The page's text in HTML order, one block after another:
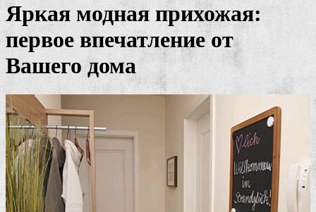
Яркая модная прихожая:
первое впечатление от
Вашего дома